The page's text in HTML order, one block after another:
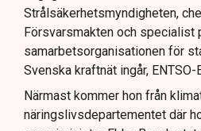
Strålsäkerhetsmyndigheten,
Försvarsmakten och specialist
samarbetsorganisationen för
Svenska kraftnät ingår, ENTSO-
Närmast kommer hon från
näringslivsdepartementet där